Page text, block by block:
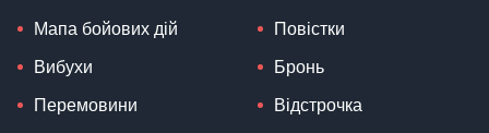
Мапа бойових дій
Вибухи
Перемовини
Повістки
Бронь
Відстрочка